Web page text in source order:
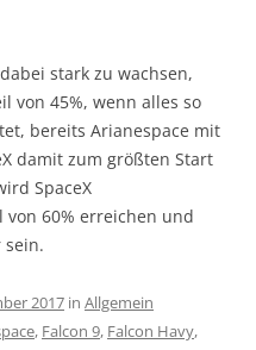
stark zu wachsen,
von 45%, wenn alles so
bereits Arianespace mit
damit zum größten Start
SpaceX
60% erreichen und
2017 in Allgemein
, Falcon 9, Falcon Havy,